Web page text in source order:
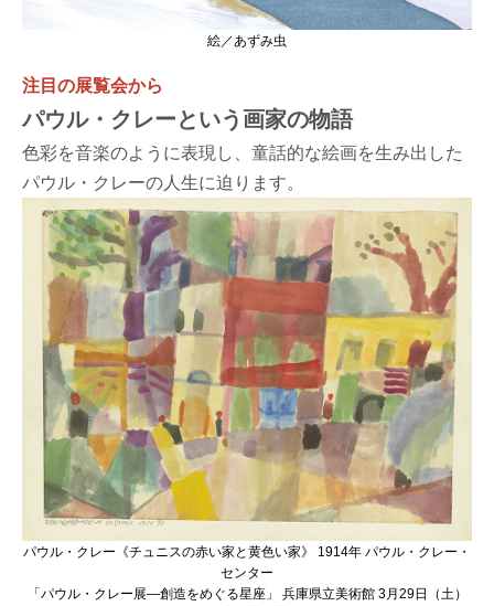
絵／あずみ虫
注目の展覧会から
パウル・クレーという画家の物語
色彩を音楽のように表現し、童話的な絵画を生み出した
パウル・クレーの人生に迫ります。
パウル・クレー《チュニスの赤い家と黄色い家》 1914年 パウル・クレー・
センター
「パウル・クレー展―創造をめぐる星座」 兵庫県立美術館 3月29日（土）